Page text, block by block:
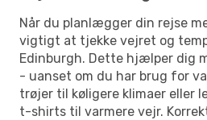
Når du planlægger din rejse
vigtigt at tjekke vejret og
Edinburgh. Dette hjælper dig
- uanset om du har brug for
trøjer til køligere klimaer eller
t-shirts til varmere vejr.